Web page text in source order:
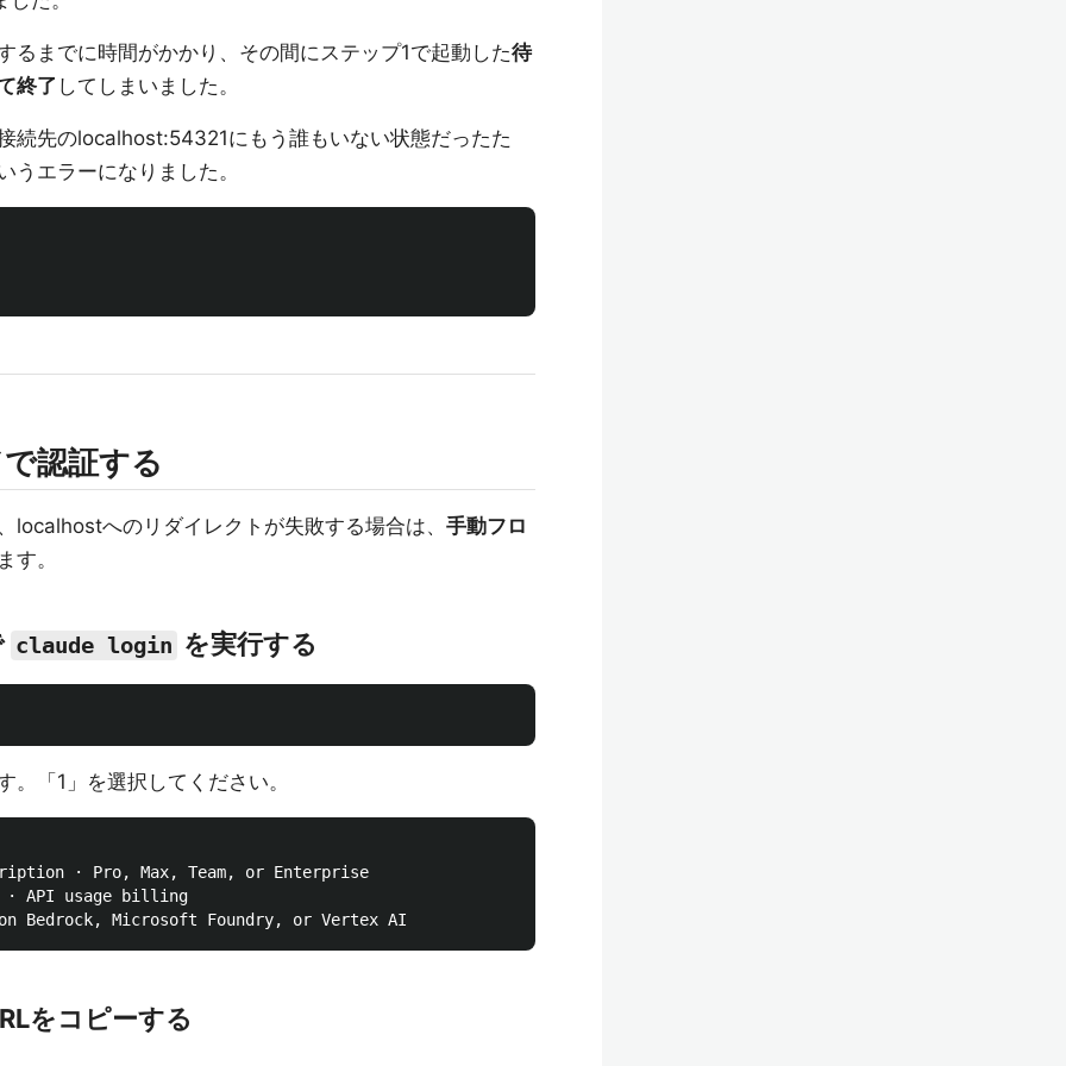
るまでに時間がかかり、その間にステップ1で起動した待
終了 してしまいました。
続先のlocalhost:54321にもう誰もいない状態だったた
うエラーになりました。
認証する
localhostへのリダイレクトが失敗する場合は、 手動フロ
す。
claude login を実行する
「1」を選択してください。
· Pro, Max, Team, or Enterprise
· API usage billing
をコピーする